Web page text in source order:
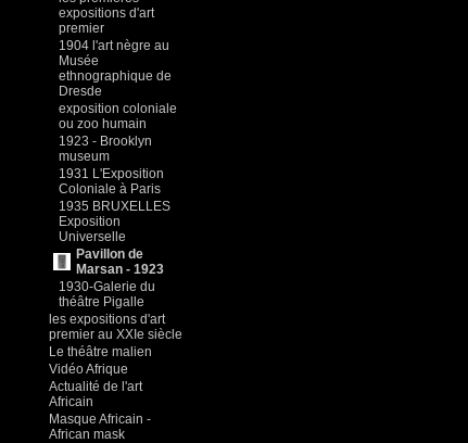
expositions d'art
premier
1904 l'art nègre au
Musée
ethnographique de
Dresde
exposition coloniale
ou zoo humain
1923 - Brooklyn
museum
1931 L'Exposition
Coloniale à Paris
1935 BRUXELLES
Exposition
Universelle
Pavillon de
Marsan - 1923
1930-Galerie du
théâtre Pigalle
les expositions d'art
premier au XXIe siècle
Le théâtre malien
Vidéo Afrique
Actualité de l'art
Africain
Masque Africain -
African mask